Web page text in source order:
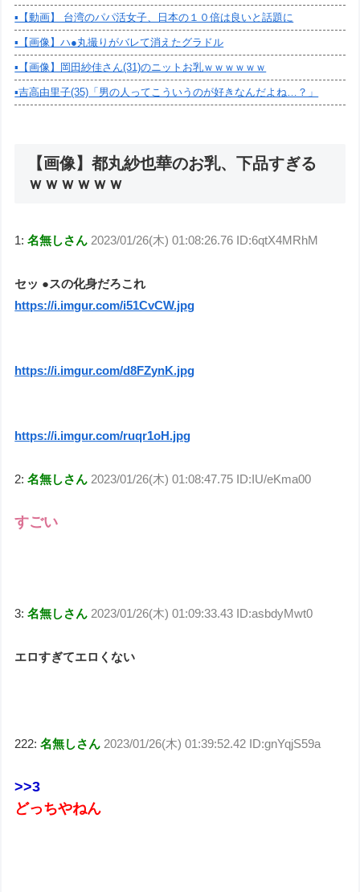
▪️【動画】 台湾のパパ活女子、日本の１０倍は良いと話題に
▪️【画像】ハ●丸撮りがバレて消えたグラドル
▪️【画像】岡田紗佳さん(31)のニットお乳ｗｗｗｗｗｗ
▪️吉高由里子(35)「男の人ってこういうのが好きなんだよね…？」
【画像】都丸紗也華のお乳、下品すぎる
ｗｗｗｗｗｗ
1:名無しさん 2023/01/26(木) 01:08:26.76 ID:6qtX4MRhM
セッ ●スの化身だろこれ
https://i.imgur.com/i51CvCW.jpg
https://i.imgur.com/d8FZynK.jpg
https://i.imgur.com/ruqr1oH.jpg
2:名無しさん 2023/01/26(木) 01:08:47.75 ID:IU/eKma00
すごい
3:名無しさん 2023/01/26(木) 01:09:33.43 ID:asbdyMwt0
エロすぎてエロくない
222:名無しさん 2023/01/26(木) 01:39:52.42 ID:gnYqjS59a
>>3
どっちやねん